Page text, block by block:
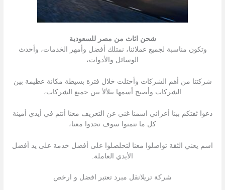
شحن اثاث من مصر للسعودية
وتكون مناسبة لجميع عملائنا، نمتلك أفضل وأمهر الخدمات، وأحدث
الوسائل والأدوات،
شركتنا من أهم الشركات وأحتلت خلال فترة بسيطة مكانة عظيمة بين
الشركات وأصبح أسمها يتلألأ بين جميع الشركات،
دعوا ثقتكم ببنا أعزائي اسمنا غني عن التعريف معنا أنتم في أيدي أمينة
كل ما تتمنوا سوف تجدوا معنا،
اسم يعني الثقة تواصلوا معنا لتحلصلوا على أفضل خدمة على يد أفضل
الأيدي العاملة.
شركة تريلانقل مبرد تعتبر افضل و ارخص